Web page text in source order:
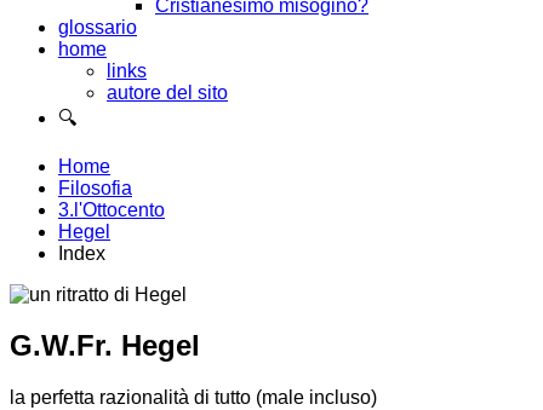
Cristianesimo misogino?
glossario
home
links
autore del sito
🔍
Home
Filosofia
3.l'Ottocento
Hegel
Index
G.W.Fr. Hegel
la perfetta razionalità di tutto (male incluso)